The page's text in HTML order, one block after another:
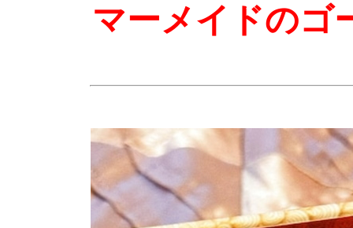
マーメイドのゴ